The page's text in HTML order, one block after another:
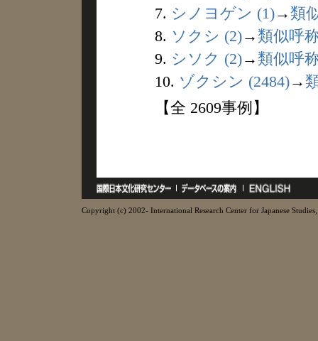
7. シノヨゲン (1)→ 類
8. ソクシ (2)→ 類似呼
9. シソク (2)→ 類似呼
10. ゾクシン (2484)→
【全 2609事例】
Copyright (c) 2002- International Research Center for Japanese